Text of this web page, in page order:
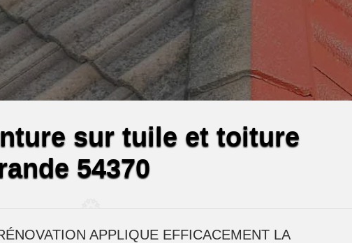
sur tuile et toiture
54370
APPLIQUE EFFICACEMENT LA